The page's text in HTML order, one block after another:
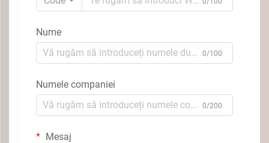
Nume
0/100
Numele companiei
0/200
Mesaj